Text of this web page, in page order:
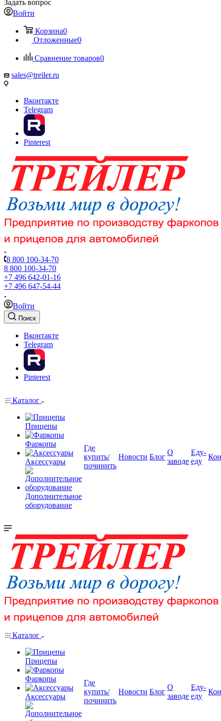
Задать вопрос
Войти
Корзина0
Отложенные0
Сравнение товаров0
sales@treiler.ru
Вконтакте
Telegram
Pinterest
8 800 100-34-70
8 800 100-34-70
+7 496 642-01-16
+7 496 647-54-44
Войти
Поиск
Вконтакте
Telegram
Pinterest
Каталог
Прицепы
Фаркопы
Аксессуары
Дополнительное
оборудование
Где
купить/
починить
Новости Блог
О
заводе
Еду-
еду
Каталог
Прицепы
Фаркопы
Аксессуары
Где
купить/
починить
Новости Блог
О
заводе
Еду-
еду